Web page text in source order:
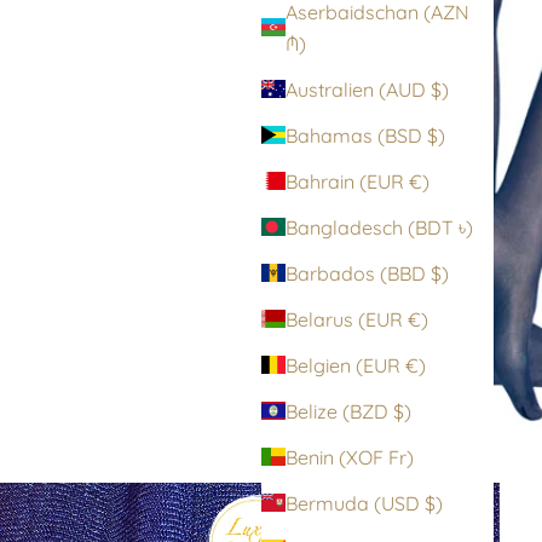
Aserbaidschan (AZN
₼)
Australien (AUD $)
Bahamas (BSD $)
Bahrain (EUR €)
Bangladesch (BDT ৳)
Barbados (BBD $)
Belarus (EUR €)
Belgien (EUR €)
Belize (BZD $)
Benin (XOF Fr)
Bermuda (USD $)